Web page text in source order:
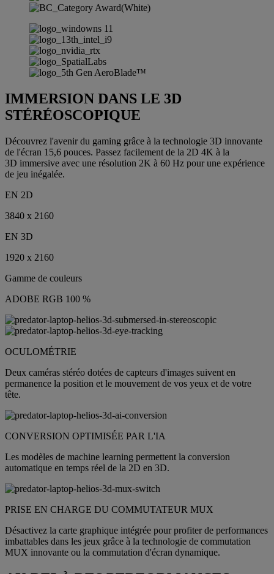
IMMERSION DANS LE 3D
STÉRÉOSCOPIQUE
Découvrez l'avenir du gaming grâce à la technologie 3D innovante
de l'écran 15,6 pouces. Passez facilement de la 2D 4K à la
3D immersive avec une résolution 2K à 60 Hz pour une expérience
de jeu inégalée.
EN 2D
3840 x 2160
EN 3D
1920 x 2160
Gamme de couleurs
ADOBE RGB 100 %
OCULOMÉTRIE
Deux caméras stéréo dotées de capteurs d'images suivent en
permanence la position et le mouvement de vos yeux et de votre
tête.
CONVERSION OPTIMISÉE PAR L'IA
Les modèles de machine learning permettent la conversion
automatique en temps réel de la 2D en 3D.
PRISE EN CHARGE DU COMMUTATEUR MUX
Désactivez la carte graphique intégrée pour profiter de performances
imbattables dans les jeux grâce à la technologie de commutation
MUX innovante ou la commutation d'écran dynamique.